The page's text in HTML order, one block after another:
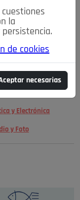
y Reformas
Ropa Motor
Motos Ocio
Otros
y Electrónica
y Foto
cuestiones
la
de cookies
necesarias